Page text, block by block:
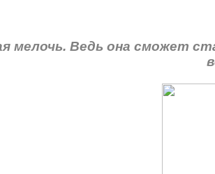
мелочь. Ведь она сможет